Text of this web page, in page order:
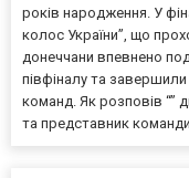
років народження. У
колос України”, що
донеччани впевнено
півфіналу та завершили
команд. Як розповів “”
та представник